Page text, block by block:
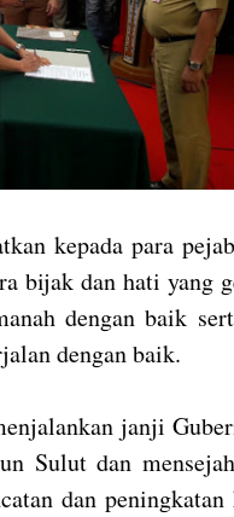
kepada para
bijak dan hati yang
dengan baik
dengan baik.
janji
Sulut dan
dan